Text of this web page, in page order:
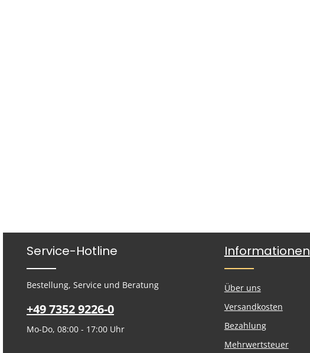
Service-Hotline
Bestellung, Service und Beratung
+49 7352 9226-0
Mo-Do, 08:00 - 17:00 Uhr
Informationen
Über uns
Versandkosten
Bezahlung
Mehrwertsteuer